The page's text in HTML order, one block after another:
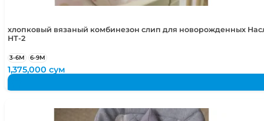
хлопковый вязаный комбинезон слип для новорожденных
НТ-2
3-6М 6-9М
1,375,000сум